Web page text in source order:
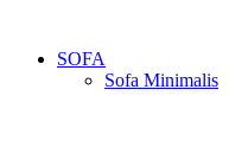
SOFA
Sofa Minimalis